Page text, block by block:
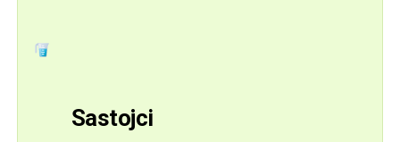
Sastojci